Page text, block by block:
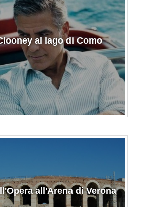
al lago di Como
all'Arena di Verona